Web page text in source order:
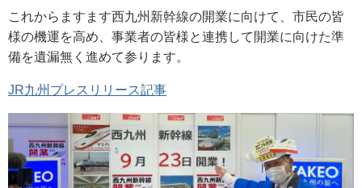
これからますます西九州新幹線の開業に向けて、市民の皆
様の機運を高め、事業者の皆様と連携して開業に向けた準
備を遺漏無く進めて参ります。
JR九州プレスリリース記事